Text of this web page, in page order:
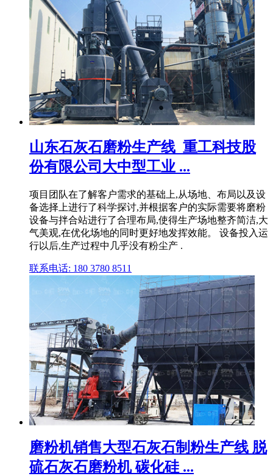
山东石灰石磨粉生产线_重工科技股
份有限公司大中型工业 ...
项目团队在了解客户需求的基础上,从场地、布局以及设
备选择上进行了科学探讨,并根据客户的实际需要将磨粉
设备与拌合站进行了合理布局,使得生产场地整齐简洁,大
气美观,在优化场地的同时更好地发挥效能。 设备投入运
行以后,生产过程中几乎没有粉尘产 .
联系电话: 180 3780 8511
磨粉机销售大型石灰石制粉生产线 脱
硫石灰石磨粉机 碳化硅 ...